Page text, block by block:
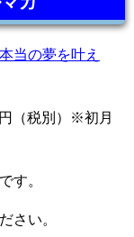
当の夢を叶え
（税別）※初月
す。
さい。